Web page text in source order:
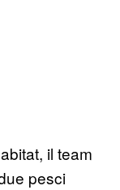
il team
pesci